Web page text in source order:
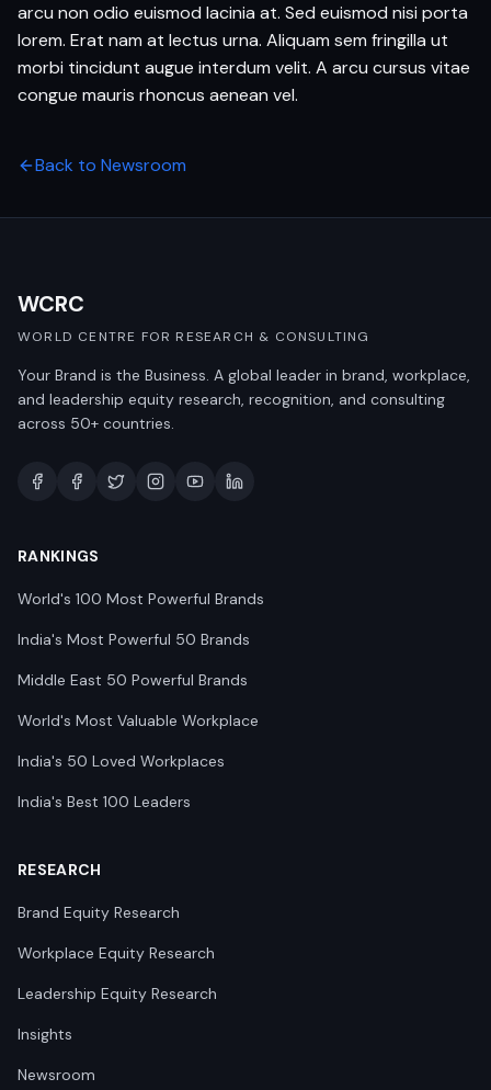
arcu non odio euismod lacinia at. Sed euismod nisi porta
lorem. Erat nam at lectus urna. Aliquam sem fringilla ut
morbi tincidunt augue interdum velit. A arcu cursus vitae
congue mauris rhoncus aenean vel.
Back to Newsroom
WCRC
WORLD CENTRE FOR RESEARCH & CONSULTING
Your Brand is the Business. A global leader in brand, workplace,
and leadership equity research, recognition, and consulting
across 50+ countries.
RANKINGS
World's 100 Most Powerful Brands
India's Most Powerful 50 Brands
Middle East 50 Powerful Brands
World's Most Valuable Workplace
India's 50 Loved Workplaces
India's Best 100 Leaders
RESEARCH
Brand Equity Research
Workplace Equity Research
Leadership Equity Research
Insights
Newsroom